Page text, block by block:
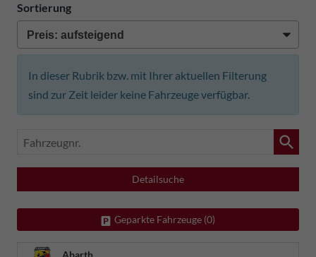
Sortierung
In dieser Rubrik bzw. mit Ihrer aktuellen Filterung
sind zur Zeit leider keine Fahrzeuge verfügbar.
Fahrzeugnr.
Detailsuche
Geparkte Fahrzeuge (0)
Abarth